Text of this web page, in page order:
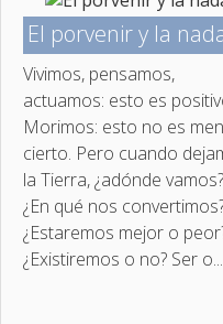
El porvenir y la
Vivimos, pensamos,
actuamos: esto es
Morimos: esto no es
cierto. Pero cuando
la Tierra, ¿adónde vamos?
¿En qué nos
¿Estaremos mejor o
¿Existiremos o no? Ser o...